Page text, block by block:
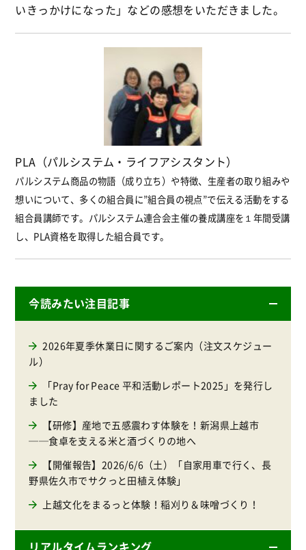
いきっかけになった」などの感想をいただきました。
PLA（パルシステム・ライフアシスタント）
パルシステム商品の物語（成り立ち）や特徴、生産者の取り組みや
想いについて、多くの組合員に”組合員の視点”で伝える活動をする
組合員講師です。パルシステム連合会主催の養成講座を１年間受講
し、PLA資格を取得した組合員です。
今読みたい注目記事
2026年夏季休業日に関するご案内（注文スケジュー
ル）
「Pray for Peace 平和活動レポート2025」を発行し
ました
【研修】産地で五感震わす体験を！新潟県上越市
──食卓を支える米と酒づくりの地へ
【開催報告】2026/6/6（土）「自家用車で行く、長
野県佐久市でサクっと田植え体験」
上越文化をまるっと体験！稲刈り＆味噌づくり！
リアルタイムランキング